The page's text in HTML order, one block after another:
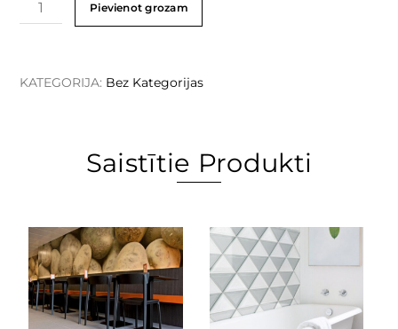
Pievienot grozam
KATEGORIJA: Bez Kategorijas
Saistītie Produkti